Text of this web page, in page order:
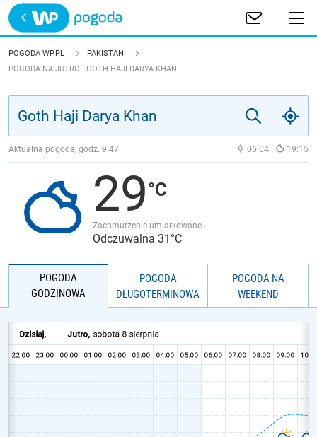
Trwa ładowanie
POLSKA
JAKOŚĆ POWIETRZA
POGODA WP.PL
PAKISTAN
POGODA NA JUTRO - GOTH HAJI DARYA KHAN
Aktualna pogoda, godz. 9:47 06:04 19:15
29
Zachmurzenie umiarkowane
Odczuwalna 31°C
POGODA
GODZINOWA
POGODA
DŁUGOTERMINOWA
POGODA NA
WEEKEND